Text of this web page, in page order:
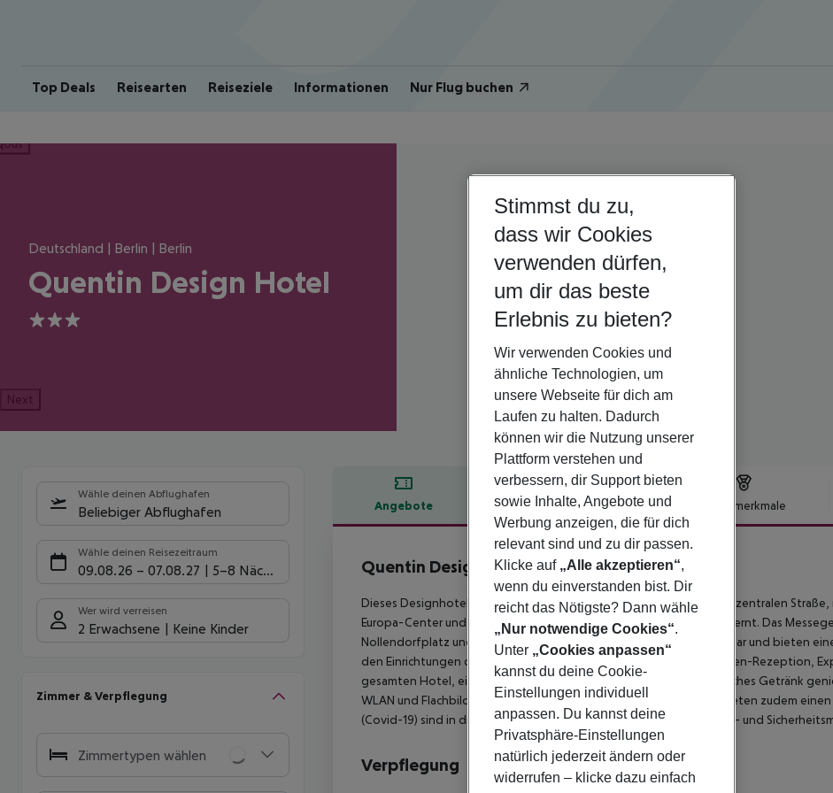
Top Deals Reisearten Reiseziele Informationen Nur Flug buchen
Deutschland | Berlin | Berlin
Quentin Design Hotel
3
Next
Wähle deinen Abflughafen
Beliebiger Abflughafen
Wähle deinen Reisezeitraum
09.08.26 – 07.08.27 5-8 Nächte
Wer wird verreisen
2 Erwachsene Keine Kinder
Zimmer & Verpflegung
Zimmertypen wählen
Angebote Hotelbeschreibung Hotelmerkmale
Hotelbeschreibung
Quentin Design Hotel
3
Dieses Designhotel befindet sich in einer ruhigen und dennoch sehr zentralen
Europa-Center und der Gedächtniskirche im Westteil von Berlin entfernt. Das
Nollendorfplatz und Wittenbergplatz sind in 6 Gehminuten erreichbar und bieten
den Einrichtungen des Hotels gehören Gästezimmer, eine 24-Stunden-Rezeption,
gesamten Hotel, ein Garten und eine Bar, in der die Gäste ein köstliches Getränk
WLAN und Flachbild-TVs. Die Zimmer mit gehobener Ausstattung bieten zudem
(Covid-19) sind in dieser Unterkunft derzeit zusätzliche Gesundheits- und
Verpflegung
Stimmst du zu,
dass wir Cookies
verwenden dürfen,
um dir das beste
Erlebnis zu bieten?
Wir verwenden Cookies und
ähnliche Technologien, um
unsere Webseite für dich am
Laufen zu halten. Dadurch
können wir die Nutzung unserer
Plattform verstehen und
verbessern, dir Support bieten
sowie Inhalte, Angebote und
Werbung anzeigen, die für dich
relevant sind und zu dir passen.
Klicke auf „Alle akzeptieren“,
wenn du einverstanden bist. Dir
reicht das Nötigste? Dann wähle
„Nur notwendige Cookies“.
Unter „Cookies anpassen“
kannst du deine Cookie-
Einstellungen individuell
anpassen. Du kannst deine
Privatsphäre-Einstellungen
natürlich jederzeit ändern oder
widerrufen – klicke dazu einfach